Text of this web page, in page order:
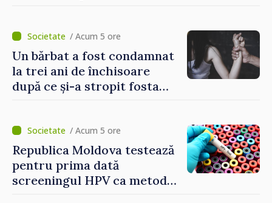
/ Acum 5 ore
Un bărbat a fost condamnat
la trei ani de închisoare
după ce și-a stropit fosta
/ Acum 5 ore
Republica Moldova testează
pentru prima dată
screeningul HPV ca metodă